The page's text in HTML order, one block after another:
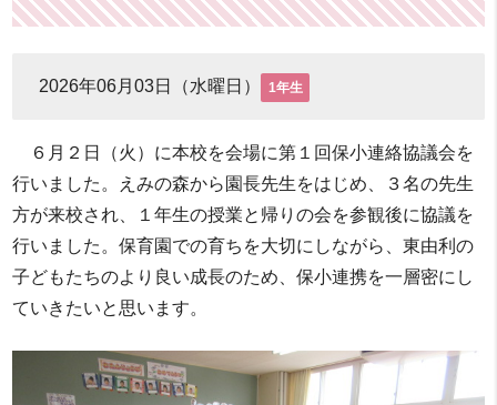
2026年06月03日（水曜日） 1年生
６月２日（火）に本校を会場に第１回保小連絡協議会を
行いました。えみの森から園長先生をはじめ、３名の先生
方が来校され、１年生の授業と帰りの会を参観後に協議を
行いました。保育園での育ちを大切にしながら、東由利の
子どもたちのより良い成長のため、保小連携を一層密にし
ていきたいと思います。